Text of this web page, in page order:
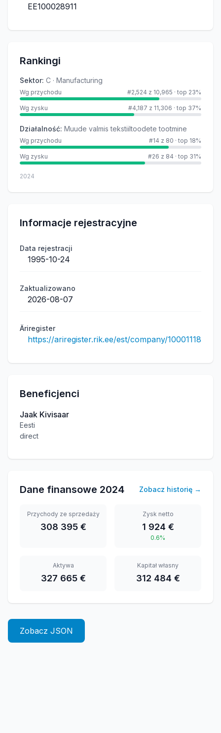
EE100028911
Rankingi
Sektor: C · Manufacturing
Wg przychodu #2,524 z 10,965 · top 23%
Wg zysku #4,187 z 11,306 · top 37%
Działalność: Muude valmis tekstiiltoodete tootmine
Wg przychodu #14 z 80 · top 18%
Wg zysku #26 z 84 · top 31%
2024
Informacje rejestracyjne
Data rejestracji
1995-10-24
Zaktualizowano
2026-08-07
Äriregister
https://ariregister.rik.ee/est/company/10001118
Beneficjenci
Jaak Kivisaar
Eesti
direct
Dane finansowe 2024 Zobacz historię →
Przychody ze sprzedaży
308 395 €
Zysk netto
1 924 €
0.6%
Aktywa
327 665 €
Kapitał własny
312 484 €
Zobacz JSON